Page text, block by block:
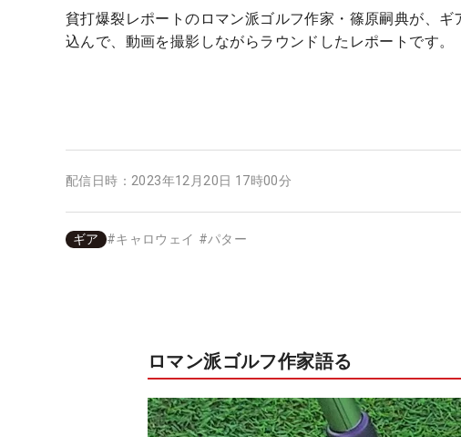
貧打爆裂レポートのロマン派ゴルフ作家・篠原嗣典が、
込んで、動画を撮影しながらラウンドしたレポートです。
配信日時： 2023年12月20日 17時00分
ギア #キャロウェイ #パター
ロマン派ゴルフ作家語る